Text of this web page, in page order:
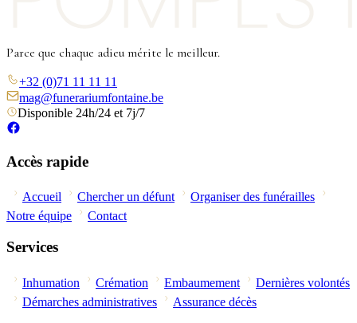
Parce que chaque adieu mérite le meilleur.
+32 (0)71 11 11 11
mag@funerariumfontaine.be
Disponible 24h/24 et 7j/7
Accès rapide
Accueil Chercher un défunt
Organiser des funérailles
Notre équipe
Contact
Services
Inhumation Crémation Embaumement
Dernières volontés
Démarches administratives
Assurance décès